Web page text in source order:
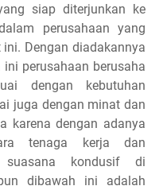
siap diterjunkan ke
perusahaan yang
Dengan diadakannya
perusahaan berusaha
dengan kebutuhan
juga dengan minat dan
karena dengan adanya
tenaga kerja dan
suasana kondusif di
dibawah ini adalah